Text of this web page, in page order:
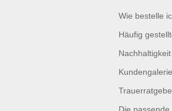
Wie bestelle
Häufig
Kundengalerie